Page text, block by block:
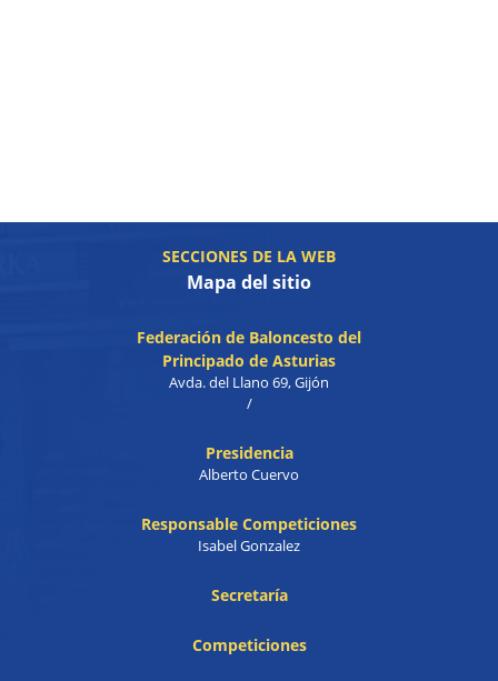
SECCIONES DE LA WEB
Mapa del sitio
Federación de Baloncesto del
Principado de Asturias
Avda. del Llano 69, Gijón
/
Presidencia
Alberto Cuervo
Responsable Competiciones
Isabel Gonzalez
Secretaría
Competiciones